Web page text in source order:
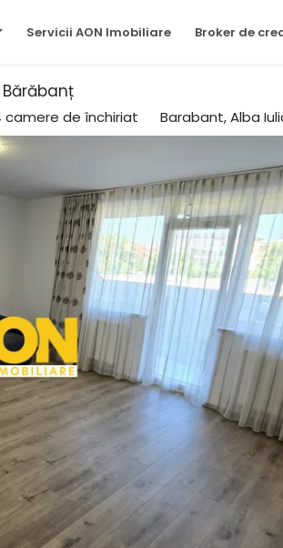
Servicii AON Imobiliare Broker de
camere de închiriat Barabant, Alba